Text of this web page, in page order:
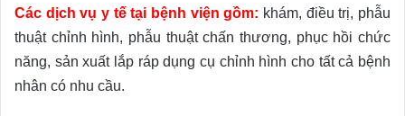
Các dịch vụ y tế tại bệnh viện gồm: khám, điều trị, phẫu
thuật chỉnh hình, phẫu thuật chấn thương, phục hồi chức
năng, sản xuất lắp ráp dụng cụ chỉnh hình cho tất cả bệnh
nhân có nhu cầu.